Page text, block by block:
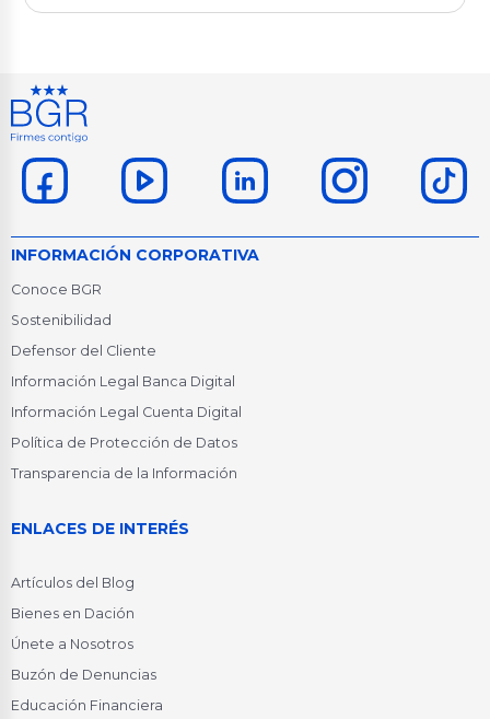
INFORMACIÓN CORPORATIVA
Conoce BGR
Sostenibilidad
Defensor del Cliente
Información Legal Banca Digital
Información Legal Cuenta Digital
Política de Protección de Datos
Transparencia de la Información
ENLACES DE INTERÉS
Artículos del Blog
Bienes en Dación
Únete a Nosotros
Buzón de Denuncias
Educación Financiera